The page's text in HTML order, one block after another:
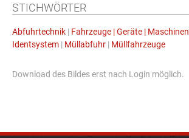
STICHWÖRTER
Abfuhrtechnik | Fahrzeuge | Geräte | Maschinen
Identsystem | Müllabfuhr | Müllfahrzeuge
Download des Bildes erst nach Login möglich.